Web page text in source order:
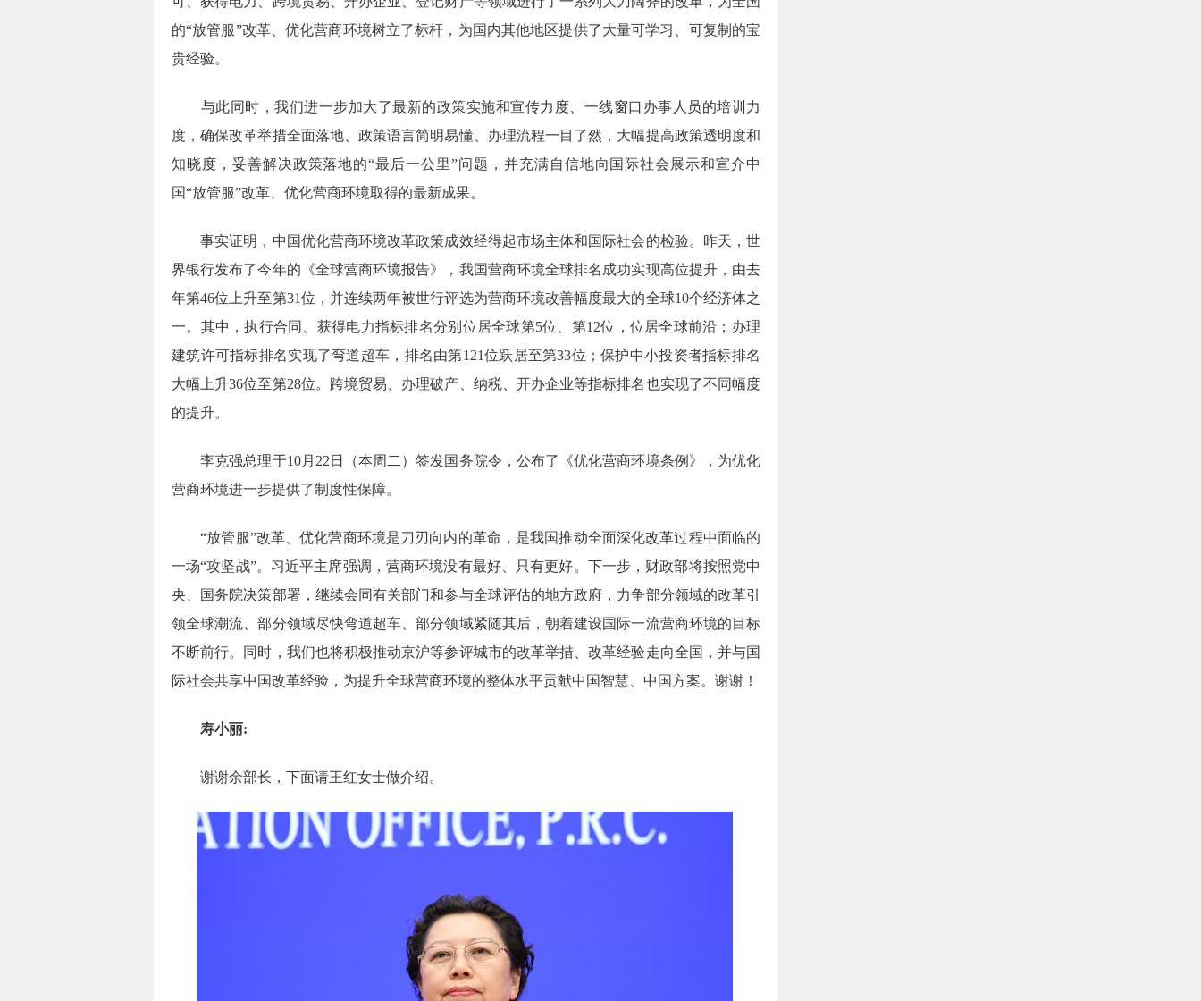
的“放管服”改革、优化营商环境树立了标杆，为国内其他地区提供了大量可学习、可复制的宝
贵经验。
与此同时，我们进一步加大了最新的政策实施和宣传力度、一线窗口办事人员的培训力
度，确保改革举措全面落地、政策语言简明易懂、办理流程一目了然，大幅提高政策透明度和
知晓度，妥善解决政策落地的“最后一公里”问题，并充满自信地向国际社会展示和宣介中
国“放管服”改革、优化营商环境取得的最新成果。
事实证明，中国优化营商环境改革政策成效经得起市场主体和国际社会的检验。昨天，世
界银行发布了今年的《全球营商环境报告》，我国营商环境全球排名成功实现高位提升，由去
年第46位上升至第31位，并连续两年被世行评选为营商环境改善幅度最大的全球10个经济体之
一。其中，执行合同、获得电力指标排名分别位居全球第5位、第12位，位居全球前沿；办理
建筑许可指标排名实现了弯道超车，排名由第121位跃居至第33位；保护中小投资者指标排名
大幅上升36位至第28位。跨境贸易、办理破产、纳税、开办企业等指标排名也实现了不同幅度
的提升。
李克强总理于10月22日（本周二）签发国务院令，公布了《优化营商环境条例》，为优化
营商环境进一步提供了制度性保障。
“放管服”改革、优化营商环境是刀刃向内的革命，是我国推动全面深化改革过程中面临的
一场“攻坚战”。习近平主席强调，营商环境没有最好、只有更好。下一步，财政部将按照党中
央、国务院决策部署，继续会同有关部门和参与全球评估的地方政府，力争部分领域的改革引
领全球潮流、部分领域尽快弯道超车、部分领域紧随其后，朝着建设国际一流营商环境的目标
不断前行。同时，我们也将积极推动京沪等参评城市的改革举措、改革经验走向全国，并与国
际社会共享中国改革经验，为提升全球营商环境的整体水平贡献中国智慧、中国方案。谢谢！
寿小丽:
谢谢余部长，下面请王红女士做介绍。